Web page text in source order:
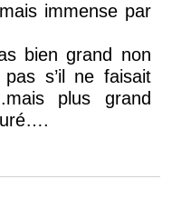
immense par
bien grand non
s’il ne faisait
plus grand